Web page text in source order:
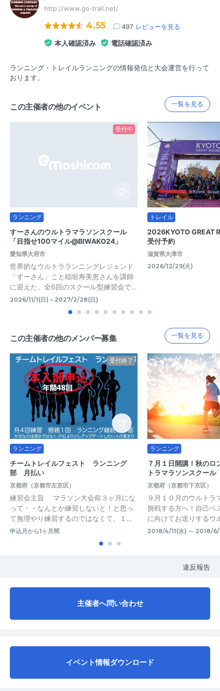
http://www.go-trail.net/
4.55 497 レビューを見る
本人確認済み 電話確認済み
ランニング・トレイルランニングの情報発信と大会運営を行って
おります。
この主催者の他のイベント 一覧を見る
受付中
ランニング
すーさんのウルトラマラソンスクール
「目指せ100マイル@BIWAKO24」
愛知県大府市
世界的なウルトラランニングレジェンド
「すーさん」こと稲垣寿美恵さんを講師
に迎えた、全6回のスクール型練習会で…
2026/11/1(日)～2027/2/28(日)
トレイル
2026KYOTO GREAT
受付予約
滋賀県大津市
2026/12/29(火)
この主催者の他のメンバー募集 一覧を見る
受付終了
ランニング
チームトレイルフェスト ランニング
部 月払い
京都府（京都市左京区）
練習会主旨 マラソン大会前３ヶ月にな
って・・なんとか練習しないと！と思っ
て無理やり練習するのではなくて、１…
申込月から1ヶ月間
ランニング
７月１日開講！秋のロ
トラマラソンスクール
京都府（京都市下京区）
９月１０月のウルトラ
挑戦する方へ！自己ベ
に向けてお送りするウ
2018/4/11(水) ～ 2018/6/
違反報告
主催者へ問い合わせ
イベント情報ダウンロード